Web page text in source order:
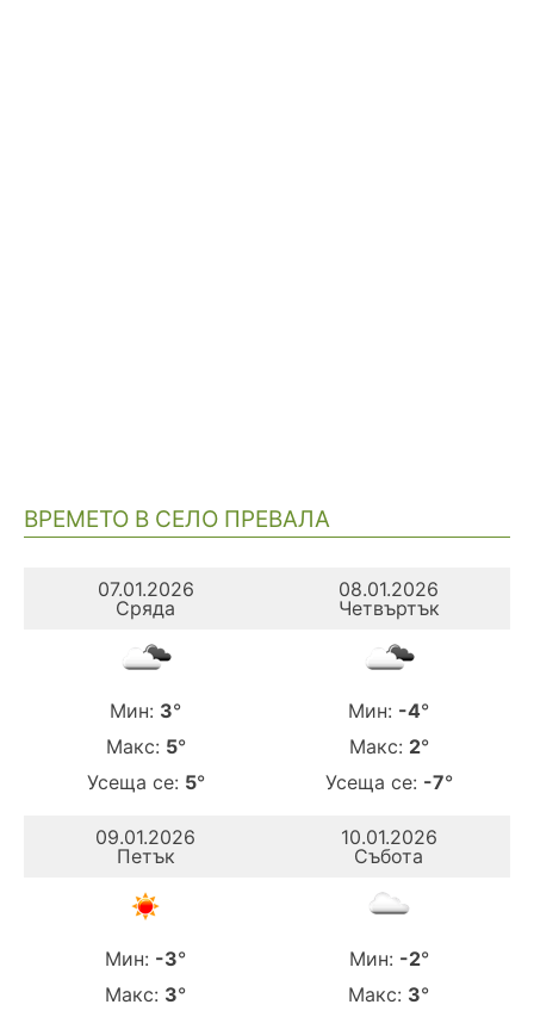
ВРЕМЕТО В СЕЛО ПРЕВАЛА
07.01.2026
Сряда
Мин: 3°
Макс: 5°
Усеща се: 5°
08.01.2026
Четвъртък
Мин: -4°
Макс: 2°
Усеща се: -7°
09.01.2026
Петък
Мин: -3°
Макс: 3°
10.01.2026
Събота
Мин: -2°
Макс: 3°